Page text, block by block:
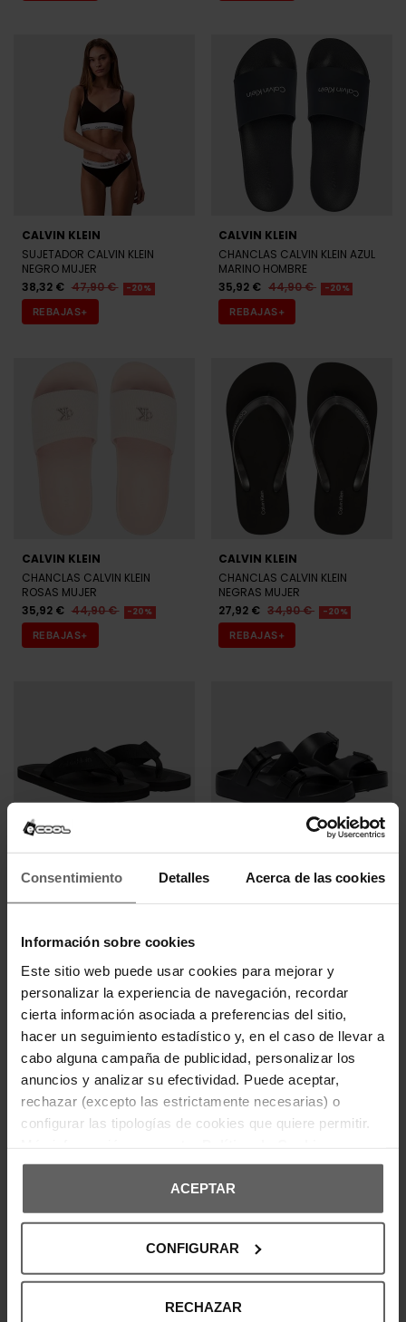
Consentimiento Detalles Acerca de las cookies
Información sobre cookies
Este sitio web puede usar cookies para mejorar y
personalizar la experiencia de navegación, recordar
cierta información asociada a preferencias del sitio,
hacer un seguimiento estadístico y, en el caso de llevar a
cabo alguna campaña de publicidad, personalizar los
anuncios y analizar su efectividad. Puede aceptar,
rechazar (excepto las estrictamente necesarias) o
configurar las tipologías de cookies que quiere permitir.
ACEPTAR
CONFIGURAR
RECHAZAR
CALVIN KLEIN
SUJETADOR CALVIN KLEIN
NEGRO MUJER
38,32 € 47,90 € -20%
REBAJAS+
CALVIN KLEIN
CHANCLAS CALVIN KLEIN AZUL
MARINO HOMBRE
35,92 € 44,90 € -20%
REBAJAS+
CALVIN KLEIN
CHANCLAS CALVIN KLEIN
ROSAS MUJER
35,92 € 44,90 € -20%
REBAJAS+
CALVIN KLEIN
CHANCLAS CALVIN KLEIN
NEGRAS MUJER
27,92 € 34,90 € -20%
REBAJAS+
CALVIN KLEIN
CHANCLAS CALVIN KLEIN
35,92 €
44,90 €
Últimas unidades en stock
CALVIN KLEIN
CHANCLAS CALVIN KLEIN
CHANCLAS CALVIN KLEIN BEIGE
REBAJAS+
CHANCLAS CALVIN KLEIN
31,92 €
REBAJAS+